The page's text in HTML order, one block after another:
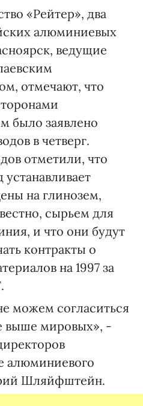
«Рейтер», два
алюминиевых
ведущие
отмечают, что
было заявлено
в четверг.
отметили, что
на глинозем,
сырьем для
и что они будут
контракты о
на 1997 за
можем согласиться
выше мировых», -
алюминиевого
Шляйфштейн.